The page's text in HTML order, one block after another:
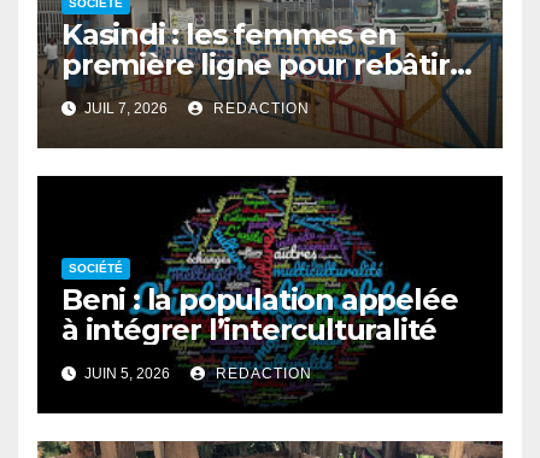
SOCIÉTÉ
Kasindi : les femmes en
première ligne pour rebâtir
la cohésion sociale
JUIL 7, 2026 REDACTION
SOCIÉTÉ
Beni : la population appelée
à intégrer l’interculturalité
JUIN 5, 2026 REDACTION